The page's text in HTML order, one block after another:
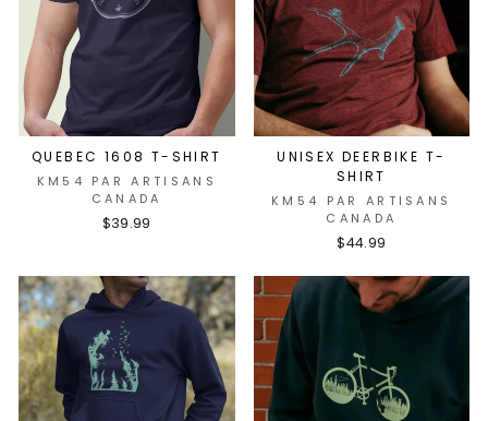
QUEBEC 1608 T-SHIRT
KM54 PAR ARTISANS
CANADA
$39.99
UNISEX DEERBIKE T-
SHIRT
KM54 PAR ARTISANS
CANADA
$44.99